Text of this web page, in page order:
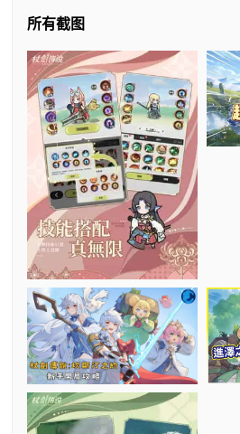
所有截图